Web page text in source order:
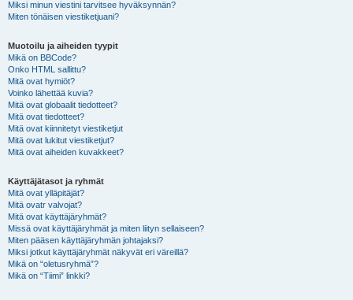
Miksi minun viestini tarvitsee hyväksynnän?
Miten tönäisen viestiketjuani?
Muotoilu ja aiheiden tyypit
Mikä on BBCode?
Onko HTML sallittu?
Mitä ovat hymiöt?
Voinko lähettää kuvia?
Mitä ovat globaalit tiedotteet?
Mitä ovat tiedotteet?
Mitä ovat kiinnitetyt viestiketjut
Mitä ovat lukitut viestiketjut?
Mitä ovat aiheiden kuvakkeet?
Käyttäjätasot ja ryhmät
Mitä ovat ylläpitäjät?
Mitä ovatr valvojat?
Mitä ovat käyttäjäryhmät?
Missä ovat käyttäjäryhmät ja miten liityn sellaiseen?
Miten pääsen käyttäjäryhmän johtajaksi?
Miksi jotkut käyttäjäryhmät näkyvät eri väreillä?
Mikä on “oletusryhmä”?
Mikä on “Tiimi” linkki?